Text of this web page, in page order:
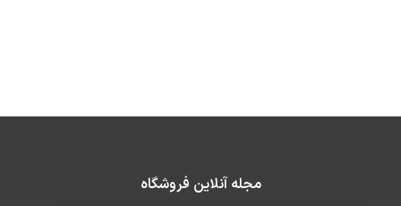
مجله آنلاین فروشگاه